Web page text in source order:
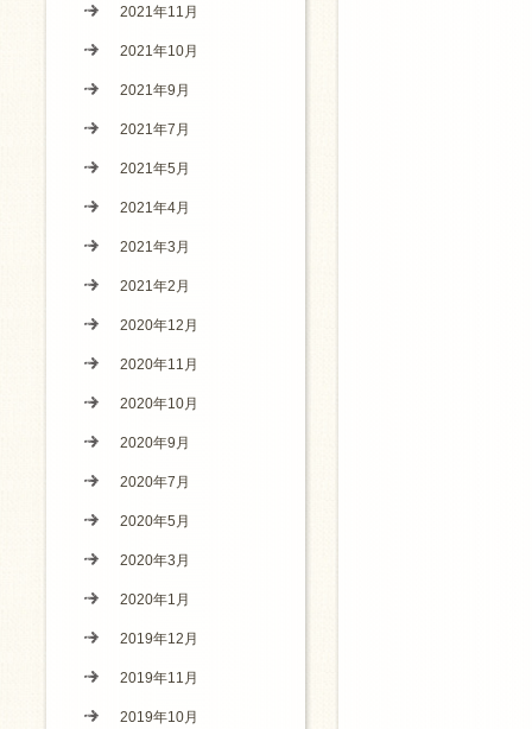
2021年11月
2021年10月
2021年9月
2021年7月
2021年5月
2021年4月
2021年3月
2021年2月
2020年12月
2020年11月
2020年10月
2020年9月
2020年7月
2020年5月
2020年3月
2020年1月
2019年12月
2019年11月
2019年10月